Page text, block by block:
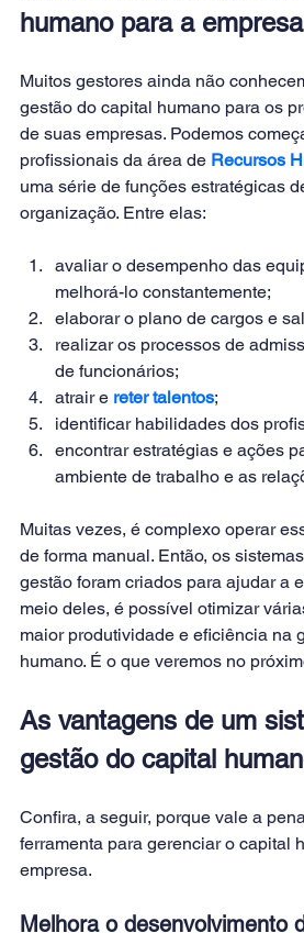
humano para a empresa
Muitos gestores ainda não
gestão do capital humano para os
de suas empresas. Podemos
profissionais da área de Recursos
uma série de funções estratégicas
organização. Entre elas:
avaliar o desempenho das
melhorá-lo constantemente;
elaborar o plano de cargos e
realizar os processos de
de funcionários;
atrair e reter talentos;
identificar habilidades dos
encontrar estratégias e ações
ambiente de trabalho e as
Muitas vezes, é complexo operar
de forma manual. Então, os
gestão foram criados para ajudar a
meio deles, é possível otimizar
maior produtividade e eficiência na
humano. É o que veremos no
As vantagens de um
gestão do capital
Confira, a seguir, porque vale a
ferramenta para gerenciar o capital
empresa.
Melhora o desenvolvimento